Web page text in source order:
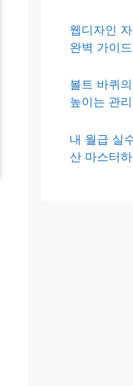
웹디자인
완벽 가이드
볼트 바퀴
높이는 관
내 월급 실
산 마스터